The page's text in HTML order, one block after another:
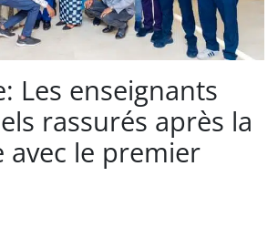
Les enseignants
rassurés après la
avec le premier